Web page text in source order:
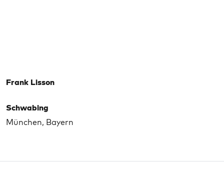
Frank Lisson
Schwabing
München, Bayern